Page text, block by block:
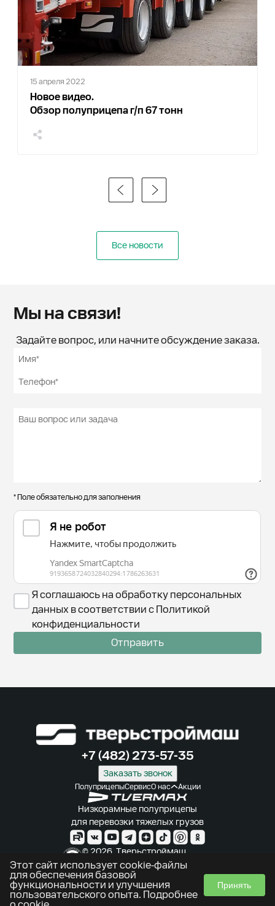
15 апреля 2022
Новое видео.
Обзор полуприцепа г/п 67 тонн
Все новости
Мы на связи!
Задайте вопрос, или начните обсуждение заказа.
* Поле обязательно для заполнения
Я соглашаюсь на обработку персональных
данных в соответствии с Политикой
конфиденциальности
Отправить
ПолуприцепыСервисО нас Акции
Низкорамные полуприцепы
для перевозки тяжелых грузов
+7 (482) 273-57-35
Заказать звонок
Использование cookie
Политика конфиденциальности
© 2026. Тверьстроймаш.
Производитель полуприцепов
Этот сайт использует cookie-файлы
для обеспечения базовой
функциональности и улучшения
пользовательского опыта. Подробнее
Принять